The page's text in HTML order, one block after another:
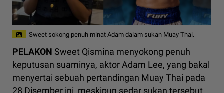
Sweet sokong penuh minat Adam dalam sukan Muay Thai.
PELAKON Sweet Qismina menyokong penuh
keputusan suaminya, aktor Adam Lee, yang bakal
menyertai sebuah pertandingan Muay Thai pada
28 Disember ini, meskipun sedar sukan tersebut